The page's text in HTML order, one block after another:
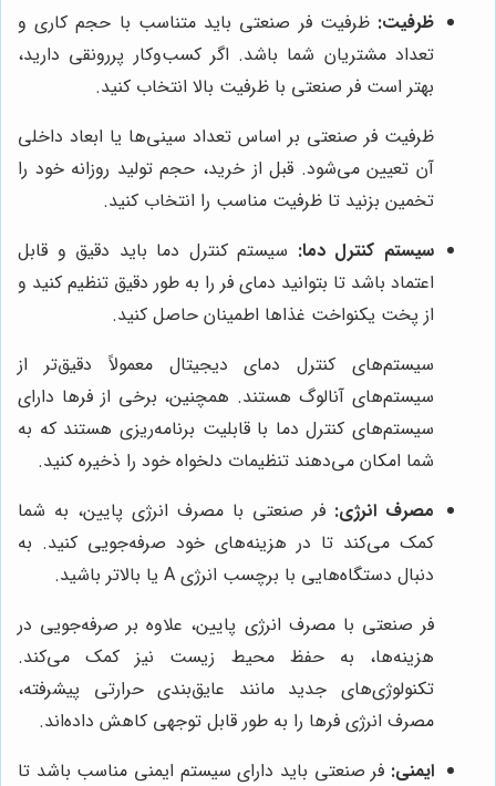
ظرفیت: ظرفیت فر صنعتی باید متناسب با حجم کاری و
تعداد مشتریان شما باشد. اگر کسب‌وکار پررونقی دارید،
بهتر است فر صنعتی با ظرفیت بالا انتخاب کنید.
ظرفیت فر صنعتی بر اساس تعداد سینی‌ها یا ابعاد داخلی
آن تعیین می‌شود. قبل از خرید، حجم تولید روزانه خود را
تخمین بزنید تا ظرفیت مناسب را انتخاب کنید.
سیستم کنترل دما: سیستم کنترل دما باید دقیق و قابل
اعتماد باشد تا بتوانید دمای فر را به طور دقیق تنظیم کنید و
از پخت یکنواخت غذاها اطمینان حاصل کنید.
سیستم‌های کنترل دمای دیجیتال معمولاً دقیق‌تر از
سیستم‌های آنالوگ هستند. همچنین، برخی از فرها دارای
سیستم‌های کنترل دما با قابلیت برنامه‌ریزی هستند که به
شما امکان می‌دهند تنظیمات دلخواه خود را ذخیره کنید.
مصرف انرژی: فر صنعتی با مصرف انرژی پایین، به شما
کمک می‌کند تا در هزینه‌های خود صرفه‌جویی کنید. به
دنبال دستگاه‌هایی با برچسب انرژی A یا بالاتر باشید.
فر صنعتی با مصرف انرژی پایین، علاوه بر صرفه‌جویی در
هزینه‌ها، به حفظ محیط زیست نیز کمک می‌کند.
تکنولوژی‌های جدید مانند عایق‌بندی حرارتی پیشرفته،
مصرف انرژی فرها را به طور قابل توجهی کاهش داده‌اند.
ایمنی: فر صنعتی باید دارای سیستم ایمنی مناسب باشد تا